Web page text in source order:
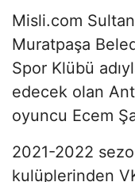
Misli.com
Muratpaşa
Spor Klübü
edecek olan
oyuncu Ecem
2021-2022
kulüplerinden